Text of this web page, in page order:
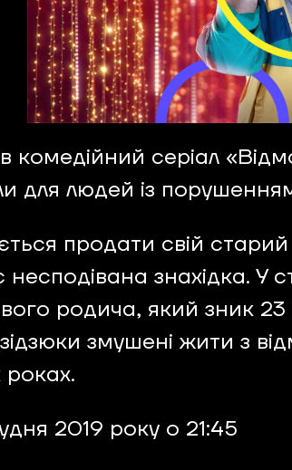
комедійний серіал
для людей із
продати свій
знахідка. У
родича, який зник
змушені жити з
2019 року о 21:45